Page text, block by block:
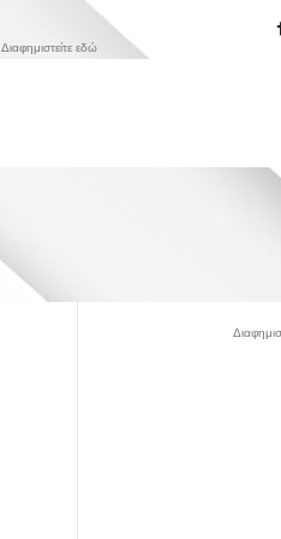
Διαφημιστείτε εδώ